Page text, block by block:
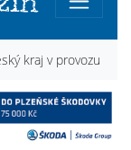
kraj v provozu